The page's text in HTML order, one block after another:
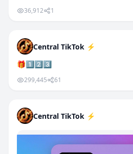
36,912 1
Central TikTok ⚡️
🎁1⃣2⃣3⃣
299,445 61
Central TikTok ⚡️